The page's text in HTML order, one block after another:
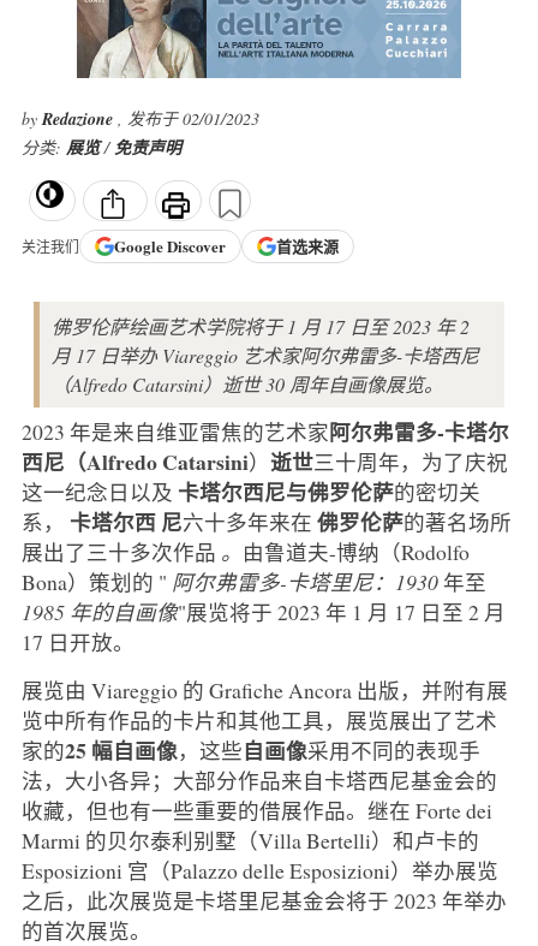
byRedazione , 发布于 02/01/2023
分类: 展览/免责声明
关注我们 GoogleDiscover 首选来源
佛罗伦萨绘画艺术学院将于 1 月 17 日至 2023 年 2
月 17 日举办 Viareggio 艺术家阿尔弗雷多-卡塔西尼
（Alfredo Catarsini）逝世 30 周年自画像展览。
2023 年是来自维亚雷焦的艺术家阿尔弗雷多-卡塔尔
西尼（AlfredoCatarsini） 逝世三十周年，为了庆祝
这一纪念日以及 卡塔尔西尼与佛罗伦萨的密切关
系，
卡塔尔西尼六十多年来在 佛罗伦萨的著名场所
展出了三十多次作品 。 由鲁道夫-博纳（Rodolfo
Bona）策划的 " 阿尔弗雷多-卡塔里尼：1930年至
1985 年的自画像"展览将于 2023 年 1 月 17 日至 2 月
17 日开放。
展览由 Viareggio 的 Grafiche Ancora 出版，并附有展
览中所有作品的卡片和其他工具，展览展出了艺术
家的25 幅自画像，这些自画像采用不同的表现手
法，大小各异；大部分作品来自卡塔西尼基金会的
收藏，但也有一些重要的借展作品。继在 Forte dei
Marmi 的贝尔泰利别墅（Villa Bertelli）和卢卡的
Esposizioni 宫（Palazzo delle Esposizioni）举办展览
之后，此次展览是卡塔里尼基金会将于 2023 年举办
的首次展览。